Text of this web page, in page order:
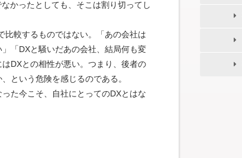
かったとしても、そこは割り切ってし
比較するものではない。「あの会社は
「DXと騒いだあの会社、結局何も変
DXとの相性が悪い。つまり、後者の
という危険を感じるのである。
た今こそ、自社にとってのDXとはな